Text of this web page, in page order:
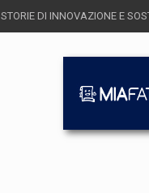
STORIE DI INNOVAZIONE E